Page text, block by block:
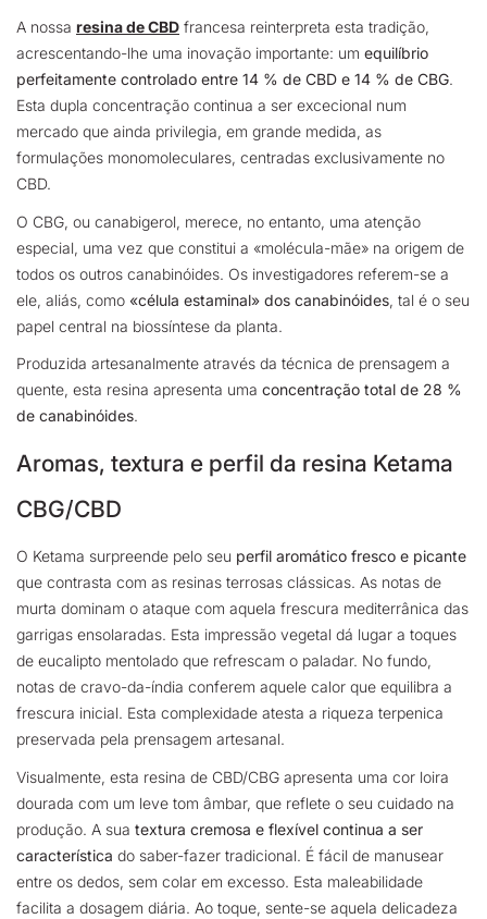
A nossa resina de CBD francesa reinterpreta esta tradição,
acrescentando-lhe uma inovação importante: um equilíbrio
perfeitamente controlado entre 14 % de CBD e 14 % de CBG.
Esta dupla concentração continua a ser excecional num
mercado que ainda privilegia, em grande medida, as
formulações monomoleculares, centradas exclusivamente no
CBD.
O CBG, ou canabigerol, merece, no entanto, uma atenção
especial, uma vez que constitui a «molécula-mãe» na origem de
todos os outros canabinóides. Os investigadores referem-se a
ele, aliás, como «célula estaminal» dos canabinóides, tal é o seu
papel central na biossíntese da planta.
Produzida artesanalmente através da técnica de prensagem a
quente, esta resina apresenta uma concentração total de 28 %
de canabinóides.
Aromas, textura e perfil da resina Ketama
CBG/CBD
O Ketama surpreende pelo seu perfil aromático fresco e picante
que contrasta com as resinas terrosas clássicas. As notas de
murta dominam o ataque com aquela frescura mediterrânica das
garrigas ensolaradas. Esta impressão vegetal dá lugar a toques
de eucalipto mentolado que refrescam o paladar. No fundo,
notas de cravo-da-índia conferem aquele calor que equilibra a
frescura inicial. Esta complexidade atesta a riqueza terpenica
preservada pela prensagem artesanal.
Visualmente, esta resina de CBD/CBG apresenta uma cor loira
dourada com um leve tom âmbar, que reflete o seu cuidado na
produção. A sua textura cremosa e flexível continua a ser
característica do saber-fazer tradicional. É fácil de manusear
entre os dedos, sem colar em excesso. Esta maleabilidade
facilita a dosagem diária. Ao toque, sente-se aquela delicadeza